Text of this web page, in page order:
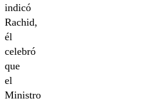
indicó
Rachid,
él
celebró
que
el
Ministro